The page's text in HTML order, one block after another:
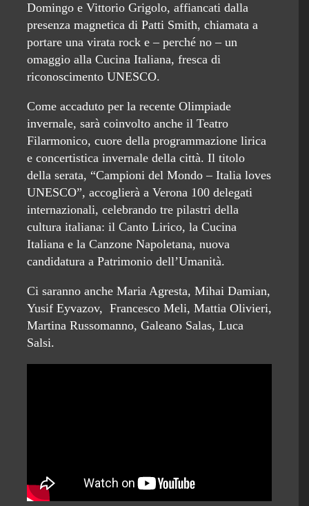
Domingo e Vittorio Grigolo, affiancati dalla
presenza magnetica di Patti Smith, chiamata a
portare una virata rock e – perché no – un
omaggio alla Cucina Italiana, fresca di
riconoscimento UNESCO.
Come accaduto per la recente Olimpiade
invernale, sarà coinvolto anche il Teatro
Filarmonico, cuore della programmazione lirica
e concertistica invernale della città. Il titolo
della serata, “Campioni del Mondo – Italia loves
UNESCO”, accoglierà a Verona 100 delegati
internazionali, celebrando tre pilastri della
cultura italiana: il Canto Lirico, la Cucina
Italiana e la Canzone Napoletana, nuova
candidatura a Patrimonio dell’Umanità.
Ci saranno anche Maria Agresta, Mihai Damian,
Yusif Eyvazov, Francesco Meli, Mattia Olivieri,
Martina Russomanno, Galeano Salas, Luca
Salsi.